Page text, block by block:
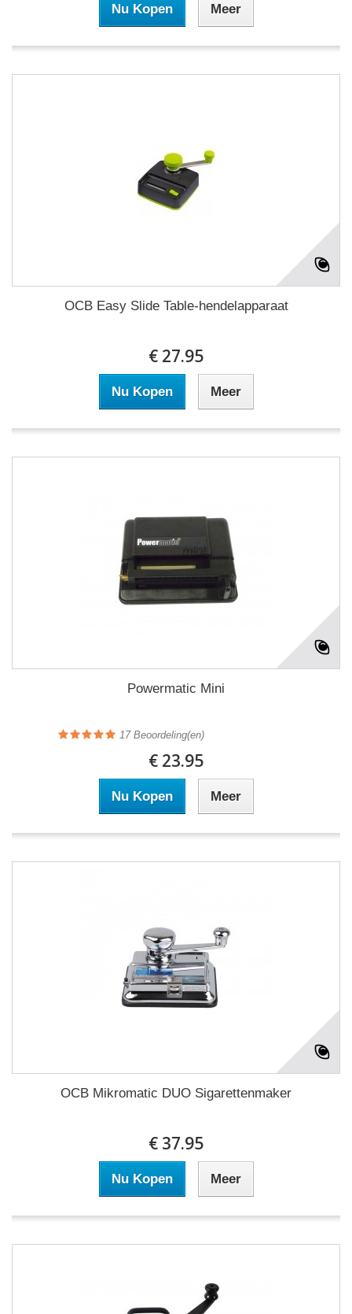
Nu Kopen Meer
OCB Easy Slide Table-hendelapparaat
€ 27.95
Nu Kopen Meer
Powermatic Mini
17Beoordeling(en)
€ 23.95
Nu Kopen Meer
OCB Mikromatic DUO Sigarettenmaker
€ 37.95
Nu Kopen Meer